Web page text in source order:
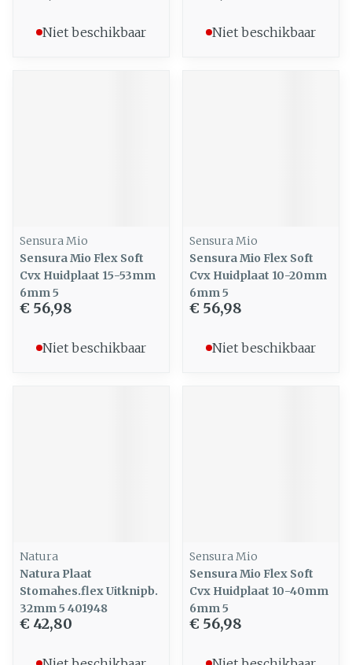
Niet beschikbaar Niet beschikbaar
Sensura Mio
Sensura Mio Flex Soft
Cvx Huidplaat 15-53mm
6mm 5
€ 56,98
Niet beschikbaar
Sensura Mio
Sensura Mio Flex Soft
Cvx Huidplaat 10-20mm
6mm 5
€ 56,98
Niet beschikbaar
Natura
Natura Plaat
Stomahes.flex Uitknipb.
32mm 5 401948
€ 42,80
Sensura Mio
Sensura Mio Flex Soft
Cvx Huidplaat 10-40mm
6mm 5
€ 56,98